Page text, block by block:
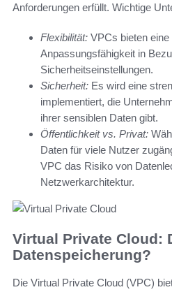
Anforderungen erfüllt. Wichtige
Flexibilität: VPCs bieten eine
Anpassungsfähigkeit in
Sicherheitseinstellungen.
Sicherheit: Es wird eine
implementiert, die
ihrer sensiblen Daten gibt.
Öffentlichkeit vs. Privat:
Daten für viele Nutzer
VPC das Risiko von
Netzwerkarchitektur.
Virtual Private Cloud:
Datenspeicherung?
Die Virtual Private Cloud (VPC)